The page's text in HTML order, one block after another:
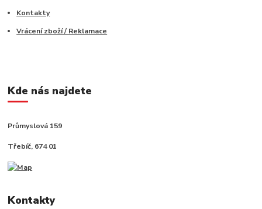
Kontakty
Vrácení zboží / Reklamace
Kde nás najdete
Průmyslová 159
Třebíč, 674 01
Kontakty